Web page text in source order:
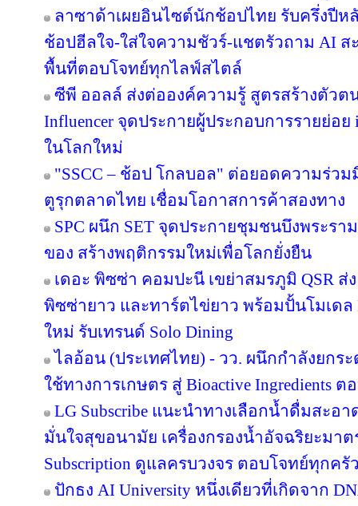
ลาซาด้าเผยอินไซต์นักช้อปไทย รับครึ่งปีห
ช้อปฮีลใจ-ใส่ใจความชัวร์-แชตรัวถาม AI
พื้นที่ตอบโจทย์ทุกไลฟ์สไตล์
ซีพี ออลล์ ส่งต่อองค์ความรู้ สูตรสร้างตัวต
Influencer จุดประกายผู้ประกอบการรายย่อ
ในโลกใหม่
"SSCC – ช้อป โกลบอล" ต่อยอดความร่ว
ตูรุกตลาดไทย เชื่อมโอกาสการค้าสองทาง
SPC ผนึก SET จุดประกายชุมชนบึงพระร
ของ สร้างพฤติกรรมใหม่เพื่อโลกยั่งยืน
เดอะ พิซซ่า คอมปะนี เขย่าสมรภูมิ QSR ส่
พิซซ่ายาว และทาร์ตไข่ยาว พร้อมปั้นโมเดล
ใหม่ รับเทรนด์ Solo Dining
ไลอ้อน (ประเทศไทย) - วว. ผนึกกำลังยกร
ใช้ทางการเกษตร สู่ Bioactive Ingredients
LG Subscribe แนะนำทางเลือกน้ำดื่มสะอ
มั่นใจสุขอนามัย เครื่องกรองน้ำอัจฉริยะมา
Subscription ดูแลครบวงจร ตอบโจทย์ทุกครั
ปักธง AI University หนึ่งเดียวที่เกิดจาก